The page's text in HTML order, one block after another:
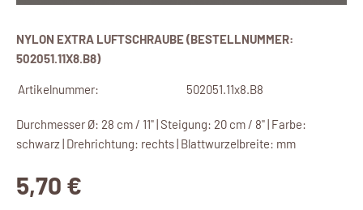
NYLON EXTRA LUFTSCHRAUBE (BESTELLNUMMER:
502051.11X8.B8)
Artikelnummer: 502051.11x8.B8
Durchmesser Ø: 28 cm / 11" | Steigung: 20 cm / 8" | Farbe:
schwarz | Drehrichtung: rechts | Blattwurzelbreite: mm
5,70 €